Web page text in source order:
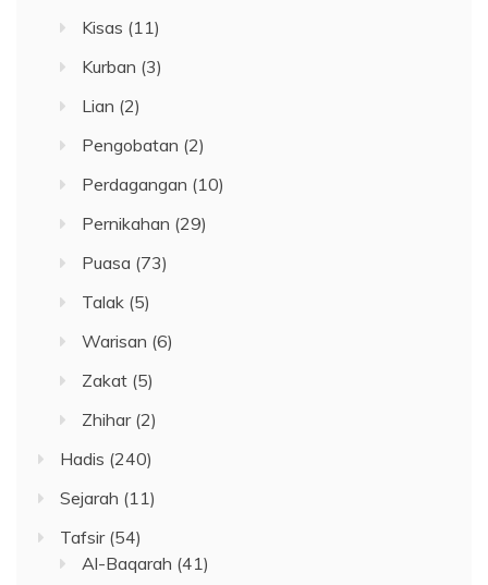
Kisas (11)
Kurban (3)
Lian (2)
Pengobatan (2)
Perdagangan (10)
Pernikahan (29)
Puasa (73)
Talak (5)
Warisan (6)
Zakat (5)
Zhihar(2)
Hadis (240)
Sejarah (11)
Tafsir(54)
Al-Baqarah (41)